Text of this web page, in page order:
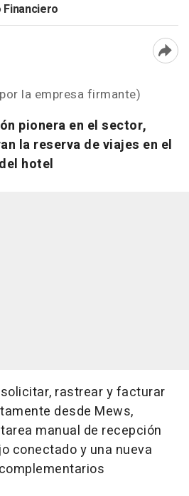
la empresa firmante)
pionera en el sector,
la reserva de viajes en el
hotel
rastrear y facturar
desde Mews,
manual de recepción
conectado y una nueva